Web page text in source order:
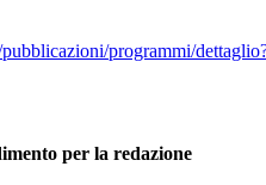
programmi/
per la redazione